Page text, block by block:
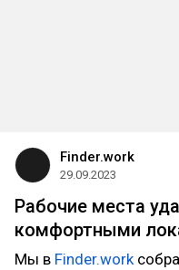
Finder.work
29.09.2023
Рабочие места
комфортными
Мы в Finder.work